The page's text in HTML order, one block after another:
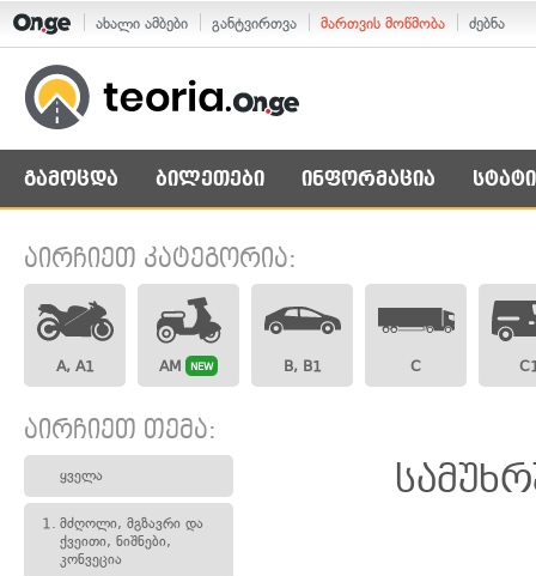
ახალი ამბები განტვირთვა მართვის მოწმობა ძებნა
გამოცდა ბილეთები ინფორმაცია
აირჩიეთ კატეგორია:
A, A1 AM NEW B, B1 C
აირჩიეთ თემა:
ყველა
1. მძღოლი, მგზავრი და
ქვეითი, ნიშნები,
კონვეცია